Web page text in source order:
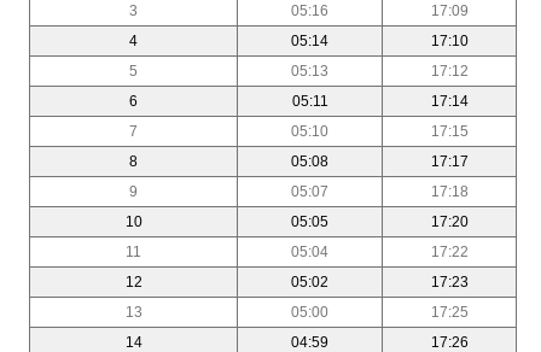
3
05:16
17:09
4
05:14
17:10
5
05:13
17:12
6
05:11
17:14
7
05:10
17:15
8
05:08
17:17
9
05:07
17:18
10
05:05
17:20
11
05:04
17:22
12
05:02
17:23
13
05:00
17:25
14
04:59
17:26